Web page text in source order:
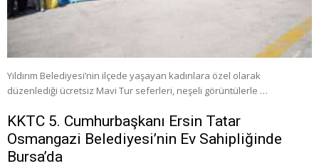
Yıldırım Belediyesi’nin ilçede yaşayan kadınlara özel olarak
düzenlediği ücretsiz Mavi Tur seferleri, neşeli görüntülerle …
KKTC 5. Cumhurbaşkanı Ersin Tatar
Osmangazi Belediyesi’nin Ev Sahipliğinde
Bursa’da